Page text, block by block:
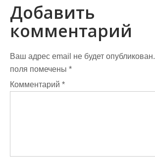
и
г
а
ц
и
з
Добавить
комментарий
Ваш адрес email не будет опубликован.
поля помечены *
Комментарий *